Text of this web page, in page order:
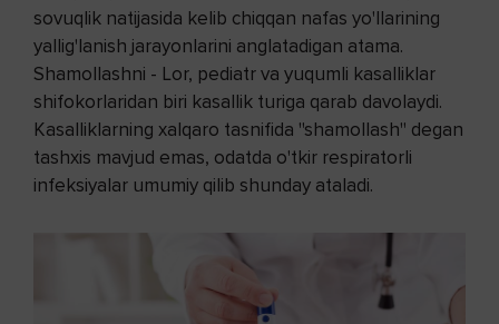
sovuqlik natijasida kelib chiqqan nafas yo'llarining
yallig'lanish jarayonlarini anglatadigan atama.
Shamollashni - Lor, pediatr va yuqumli kasalliklar
shifokorlaridan biri kasallik turiga qarab davolaydi.
Kasalliklarning xalqaro tasnifida "shamollash" degan
tashxis mavjud emas, odatda o'tkir respiratorli
infeksiyalar umumiy qilib shunday ataladi.